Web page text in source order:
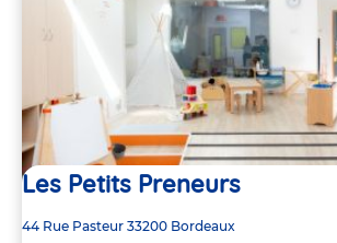
Les Petits Preneurs
Adresse
44 Rue Pasteur 33200 Bordeaux